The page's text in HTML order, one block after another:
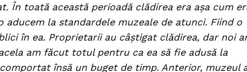
În toată această perioadă clădirea era aşa cum
la standardele muzeale de atunci. Fiind o
în ea. Proprietarii au câştigat clădirea, dar noi
am făcut totul pentru ca ea să fie adusă la
însă un buget de timp. Anterior, muzeul